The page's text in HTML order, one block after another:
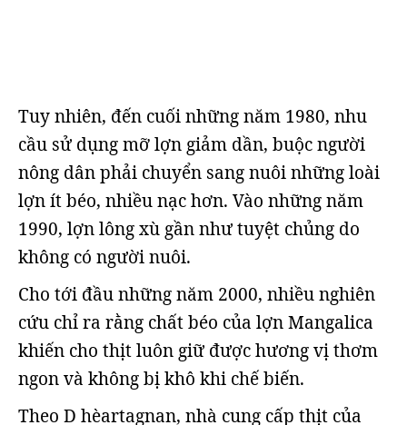
Tuy nhiên, đến cuối những năm 1980, nhu
cầu sử dụng mỡ lợn giảm dần, buộc người
nông dân phải chuyển sang nuôi những loài
lợn ít béo, nhiều nạc hơn. Vào những năm
1990, lợn lông xù gần như tuyệt chủng do
không có người nuôi.
Cho tới đầu những năm 2000, nhiều nghiên
cứu chỉ ra rằng chất béo của lợn Mangalica
khiến cho thịt luôn giữ được hương vị thơm
ngon và không bị khô khi chế biến.
Theo D hèartagnan, nhà cung cấp thịt của